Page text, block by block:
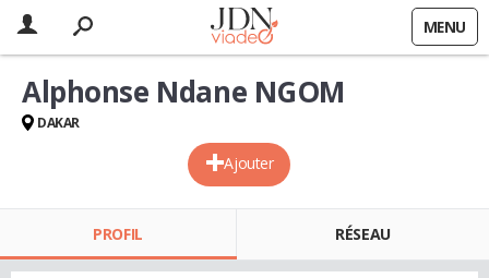
MENU
Ajouter
Alphonse Ndane NGOM
DAKAR
PROFIL RÉSEAU